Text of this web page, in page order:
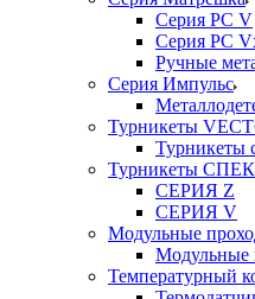
Серия PC V
Серия PC
Ручные
Серия Импульс
Турникеты
Турникеты
Турникеты
СЕРИЯ Z
СЕРИЯ V
Модульные
Модульные
Температурный